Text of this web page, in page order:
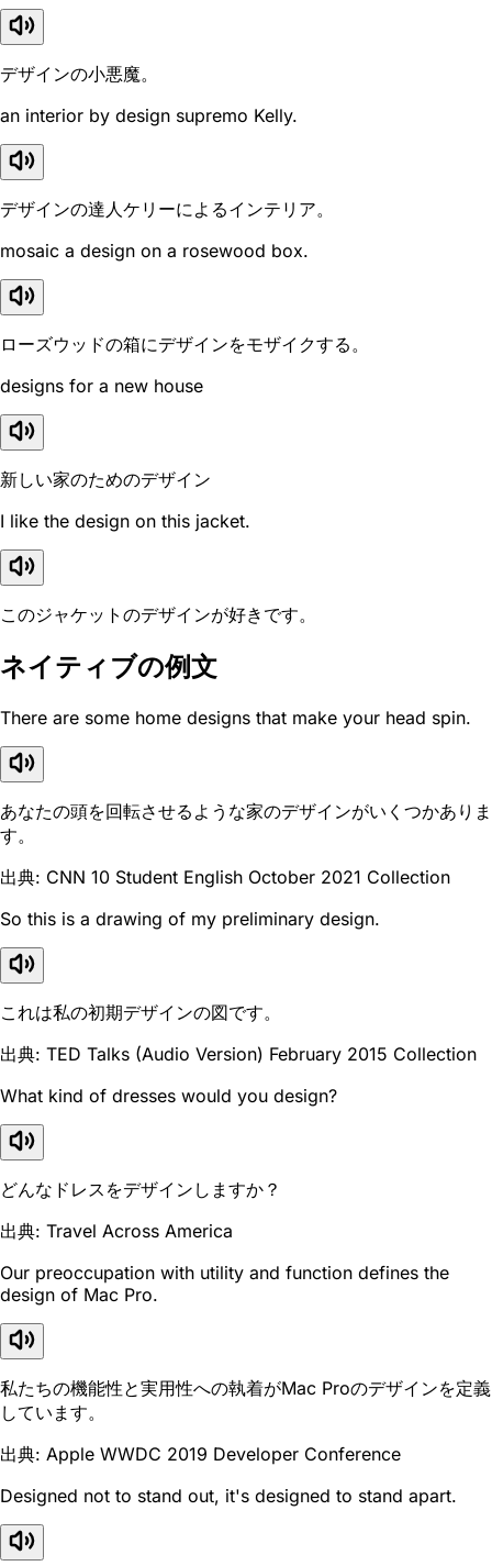
デザインの小悪魔。
an interior by design supremo Kelly.
デザインの達人ケリーによるインテリア。
mosaic a design on a rosewood box.
ローズウッドの箱にデザインをモザイクする。
designs for a new house
新しい家のためのデザイン
I like the design on this jacket.
このジャケットのデザインが好きです。
ネイティブの例文
There are some home designs that make your head spin.
あなたの頭を回転させるような家のデザインがいくつかありま
す。
出典: CNN 10 Student English October 2021 Collection
So this is a drawing of my preliminary design.
これは私の初期デザインの図です。
出典: TED Talks (Audio Version) February 2015 Collection
What kind of dresses would you design?
どんなドレスをデザインしますか？
出典: Travel Across America
Our preoccupation with utility and function defines the
design of Mac Pro.
私たちの機能性と実用性への執着がMac Proのデザインを定義
しています。
出典: Apple WWDC 2019 Developer Conference
Designed not to stand out, it's designed to stand apart.